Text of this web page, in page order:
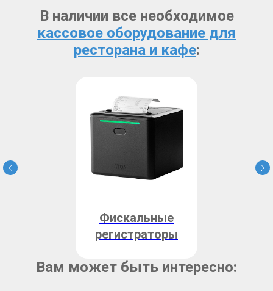
В наличии все необходимое
кассовое оборудование для
ресторана и кафе:
Фискальные
регистраторы
Вам может быть интересно: